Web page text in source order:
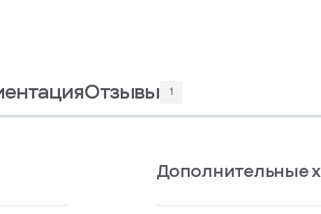
Отзывы 1
Дополнительные